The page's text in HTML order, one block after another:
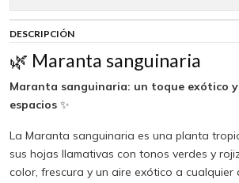
DESCRIPCIÓN
🌿 Maranta sanguinaria
Maranta sanguinaria: un toque exótico
espacios✨
La Maranta sanguinaria es una planta
sus hojas llamativas con tonos verdes y
color, frescura y un aire exótico a cualquier